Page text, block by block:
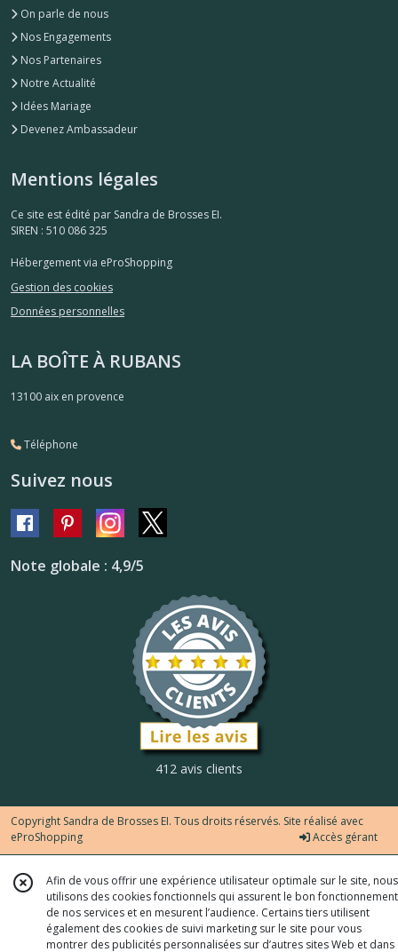
On parle de nous
Nos Engagements
Nos Partenaires
Notre Actualité
Idées Mariage
Devenez Ambassadeur
Mentions légales
Ce site est édité par Sandra de Brosses EI.
SIREN : 510 086 325
Hébergement via eProShopping
Gestion des cookies
Données personnelles
LA BOÎTE À RUBANS
13100 aix en provence
Téléphone
Suivez nous
Note globale : 4,9/5
412 avis clients
Copyright Sandra de Brosses EI. Tous droits réservés. Site réalisé avec
eProShopping
Accès gérant
Afin de vous offrir une expérience utilisateur optimale sur le site, nous
utilisons des cookies fonctionnels qui assurent le bon fonctionnement
de nos services et en mesurent l’audience. Certains tiers utilisent
également des cookies de suivi marketing sur le site pour vous
montrer des publicités personnalisées sur d’autres sites Web et dans